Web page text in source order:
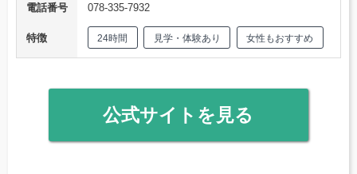
電話番号
078-335-7932
特徴 24時間 見学・体験あり 女性もおすすめ
公式サイトを見る